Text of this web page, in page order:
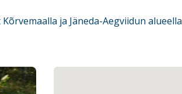
ja Jäneda-Aegviidun alueella